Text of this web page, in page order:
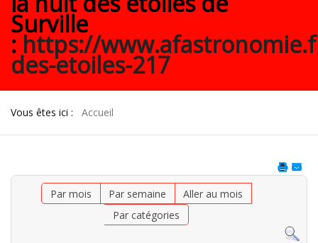
Surville
: https://
des-etoiles-217
Vous êtes ici : Accueil
Par mois Par semaine
Aller au mois
Par catégories